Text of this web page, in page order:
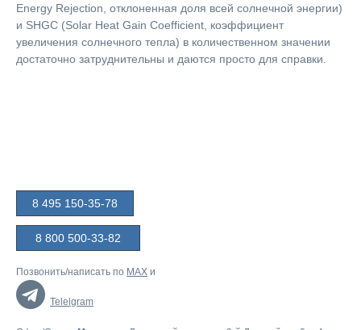
Energy Rejection, отклоненная доля всей солнечной энергии)
и SHGC (Solar Heat Gain Coefficient, коэффициент
увеличения солнечного тепла) в количественном значении
достаточно затруднительны и даются просто для справки.
8 495 150-35-78
8 800 500-33-82
Позвонить/написать по MAX и
Telelgram